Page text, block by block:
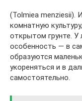
(Тоlmieа menziesii).
комнатную
открытом грунте. У
особенность — в
образуются
укореняться и в
самостоятельно.